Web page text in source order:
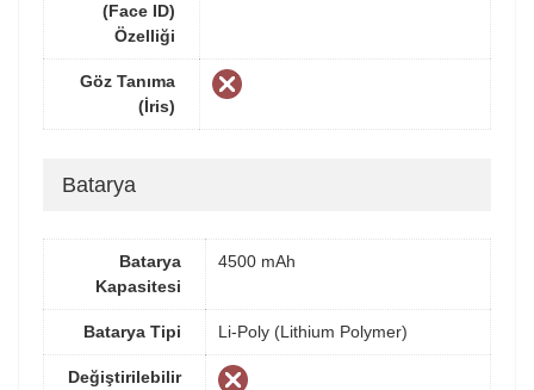
(Face ID)
Özelliği
Göz Tanıma
(İris)
Batarya
Batarya
Kapasitesi
4500 mAh
Batarya Tipi Li-Poly (Lithium Polymer)
Değiştirilebilir